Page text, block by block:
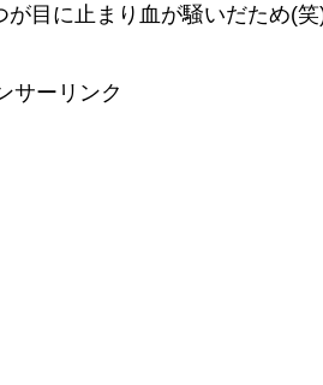
目に止まり血が騒いだため(笑)
サーリンク